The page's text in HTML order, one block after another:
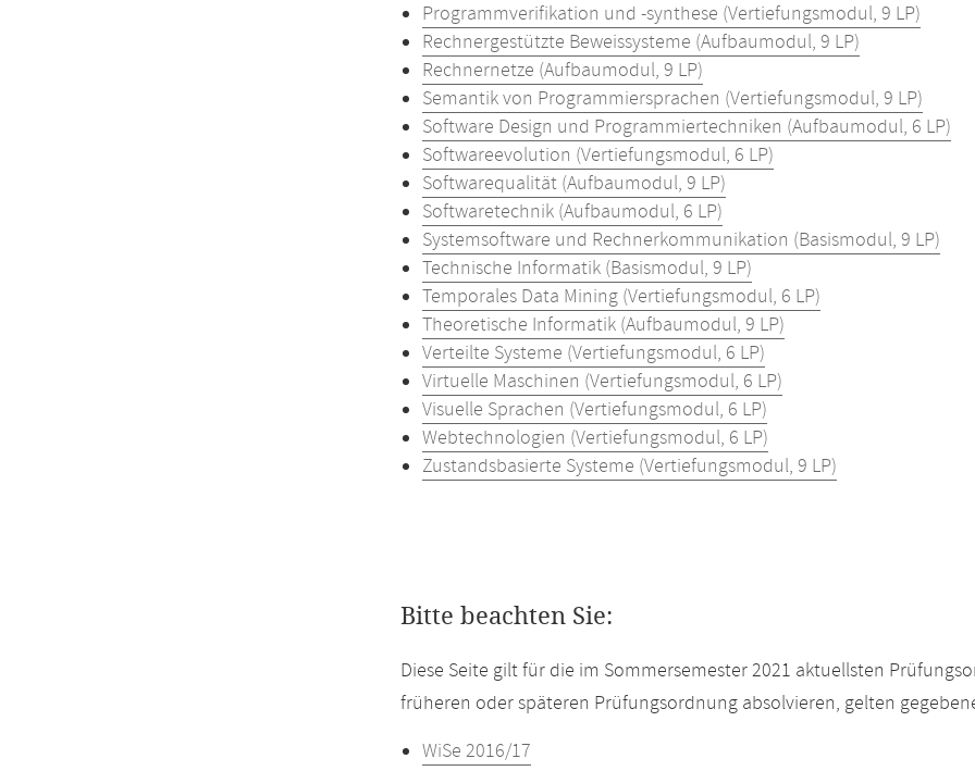
Programmverifikation und -synthese (Vertiefungsmodul, 9 LP)
Rechnergestützte Beweissysteme (Aufbaumodul, 9 LP)
Rechnernetze (Aufbaumodul, 9 LP)
Semantik von Programmiersprachen (Vertiefungsmodul, 9 LP)
Software Design und Programmiertechniken (Aufbaumodul, 6 LP)
Softwareevolution (Vertiefungsmodul, 6 LP)
Softwarequalität (Aufbaumodul, 9 LP)
Softwaretechnik (Aufbaumodul, 6 LP)
Systemsoftware und Rechnerkommunikation (Basismodul, 9 LP)
Technische Informatik (Basismodul, 9 LP)
Temporales Data Mining (Vertiefungsmodul, 6 LP)
Theoretische Informatik (Aufbaumodul, 9 LP)
Verteilte Systeme (Vertiefungsmodul, 6 LP)
Virtuelle Maschinen (Vertiefungsmodul, 6 LP)
Visuelle Sprachen (Vertiefungsmodul, 6 LP)
Webtechnologien (Vertiefungsmodul, 6 LP)
Zustandsbasierte Systeme (Vertiefungsmodul, 9 LP)
Bitte beachten Sie:
Diese Seite gilt für die im Sommersemester 2021 aktuellsten
früheren oder späteren Prüfungsordnung absolvieren, gelten
WiSe 2016/17